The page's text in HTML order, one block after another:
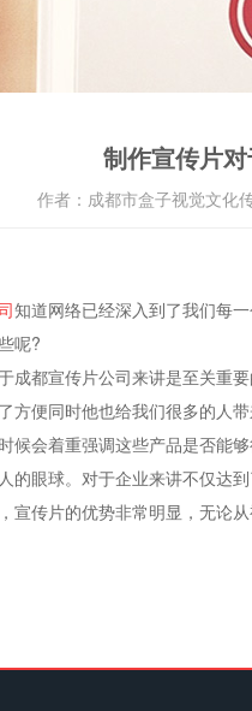
制作宣传片
作者： 成都市盒子视觉文化
知道网络已经深入到了我们每
呢?
都宣传片公司来讲是至关重
便同时他也给我们很多的人
会着重强调这些产品是否能
的眼球。对于企业来讲不仅达
传片的优势非常明显，无论